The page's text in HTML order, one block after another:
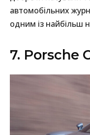
автомобільних
одним із найбільш
7. Porsche